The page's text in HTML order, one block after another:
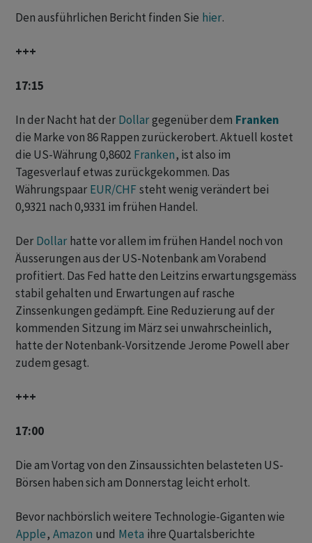
Den ausführlichen Bericht finden Sie hier.
+++
17:15
In der Nacht hat der Dollargegenüber dem Franken
die Marke von 86 Rappen zurückerobert. Aktuell kostet
die US-Währung 0,8602 Franken, ist also im
Tagesverlauf etwas zurückgekommen. Das
Währungspaar EUR/CHF steht wenig verändert bei
0,9321 nach 0,9331 im frühen Handel.
Der Dollar hatte vor allem im frühen Handel noch von
Äusserungen aus der US-Notenbank am Vorabend
profitiert. Das Fed hatte den Leitzins erwartungsgemäss
stabil gehalten und Erwartungen auf rasche
Zinssenkungen gedämpft. Eine Reduzierung auf der
kommenden Sitzung im März sei unwahrscheinlich,
hatte der Notenbank-Vorsitzende Jerome Powell aber
zudem gesagt.
+++
17:00
Die am Vortag von den Zinsaussichten belasteten US-
Börsen haben sich am Donnerstag leicht erholt.
Bevor nachbörslich weitere Technologie-Giganten wie
Apple, Amazon und Meta ihre Quartalsberichte